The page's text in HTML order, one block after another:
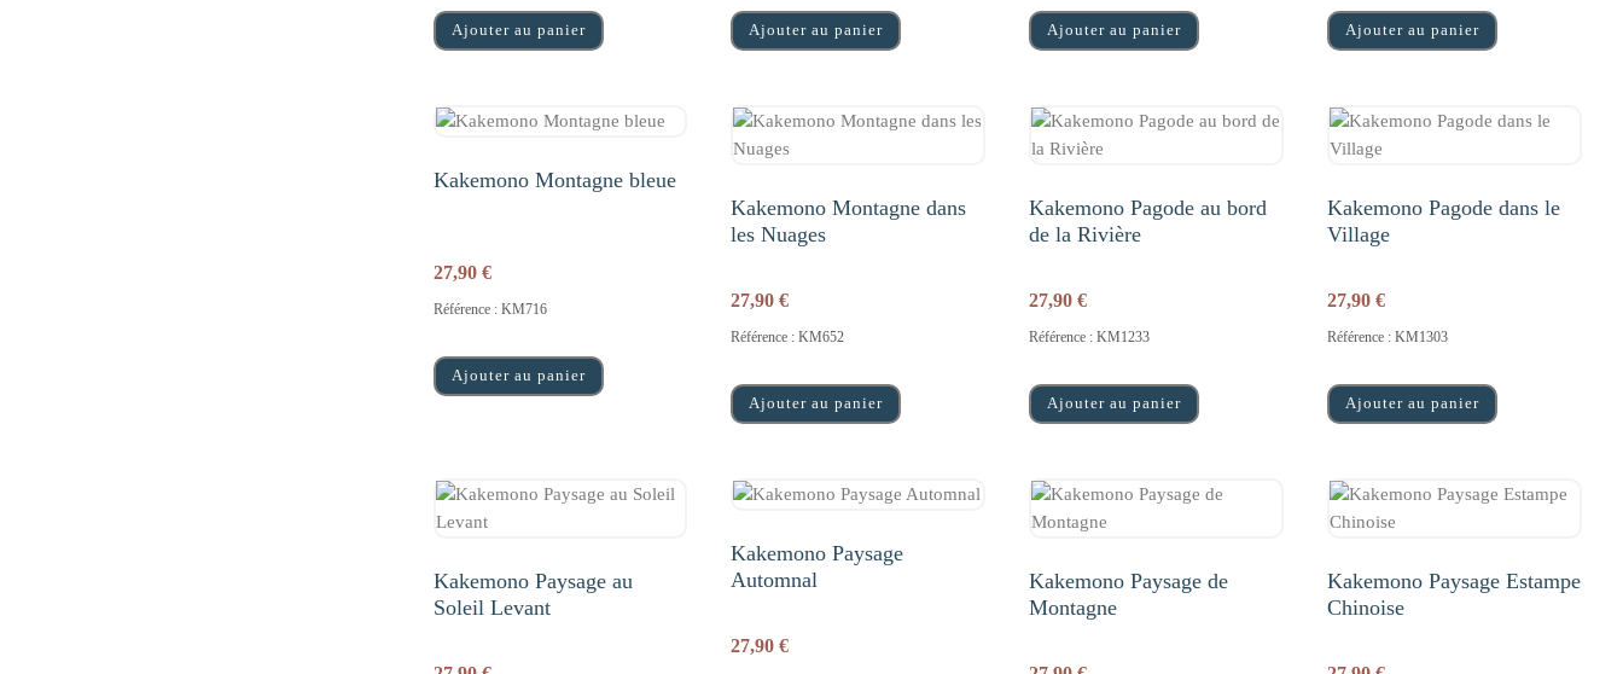
Ajouter au panier Ajouter au panier Ajouter au panier Ajouter au panier
Kakemono Montagne bleue
27,90 €
Référence : KM716
Ajouter au panier
Kakemono Montagne dans
les Nuages
27,90€
Référence : KM652
Ajouter au panier
Kakemono Pagode au bord
de la Rivière
27,90€
Référence : KM1233
Ajouter au panier
Kakemono Pagode dans le
Village
27,90€
Référence : KM1303
Ajouter au panier
Kakemono Paysage au
Soleil Levant
Kakemono Paysage
Automnal
27,90€
Kakemono Paysage de
Montagne
Kakemono Paysage Estampe
Chinoise